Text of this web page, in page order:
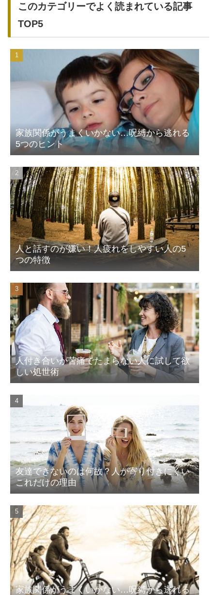
このカテゴリーでよく読まれている記事
TOP5
家族関係がうまくいかない…呪縛から逃れる
5つのヒント
人と話すのが嫌い！人疲れをしやすい人の5
つの特徴
人付き合いが苦痛でたまらない人に試して欲
しい処世術
友達できないのは何故？人が寄り付きにくい
これだけの理由
家族関係がうまくいかない…呪縛から逃れる